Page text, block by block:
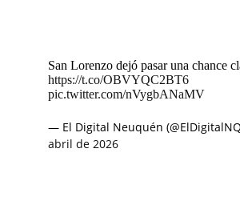
San Lorenzo dejó pasar una chance
https://t.co/OBVYQC2BT6
pic.twitter.com/nVygbANaMV
— El Digital Neuquén
abril de 2026